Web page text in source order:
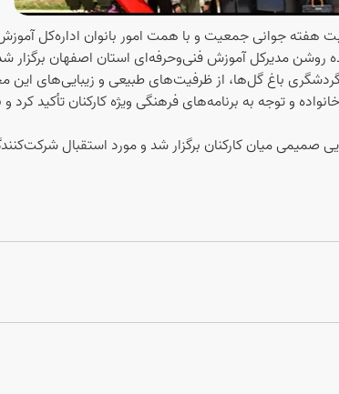
هفته جوانی جمعیت و با همت امور بانوان اداره‌کل
روشن مدیرکل آموزش فنی‌وحرفه‌ای استان اصفهان برگزار
باغ گل‌ها، از ظرفیت‌های طبیعی و زیبایی‌های این
و توجه به برنامه‌های فرهنگی ویژه کارکنان تأکید کرد و
میان کارکنان برگزار شد و مورد استقبال